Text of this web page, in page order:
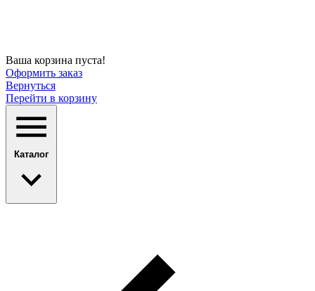
Ваша корзина пуста!
Оформить заказ
Вернуться
Перейти в корзину
Каталог